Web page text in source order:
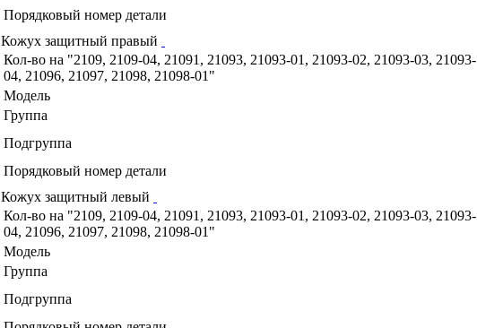
Порядковый номер детали
Кожух защитный правый
Кол-во на "2109, 2109-04, 21091, 21093, 21093-01, 21093-02, 21093-03, 21093-
04, 21096, 21097, 21098, 21098-01"
Модель
Группа
Подгруппа
Порядковый номер детали
Кожух защитный левый
Кол-во на "2109, 2109-04, 21091, 21093, 21093-01, 21093-02, 21093-03, 21093-
04, 21096, 21097, 21098, 21098-01"
Модель
Группа
Подгруппа